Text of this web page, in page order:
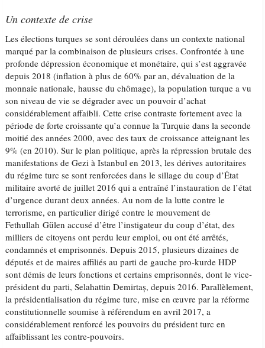
Un contexte de crise
Les élections turques se sont déroulées dans un contexte national
marqué par la combinaison de plusieurs crises. Confrontée à une
profonde dépression économique et monétaire, qui s’est aggravée
depuis 2018 (inflation à plus de 60% par an, dévaluation de la
monnaie nationale, hausse du chômage), la population turque a vu
son niveau de vie se dégrader avec un pouvoir d’achat
considérablement affaibli. Cette crise contraste fortement avec la
période de forte croissante qu’a connue la Turquie dans la seconde
moitié des années 2000, avec des taux de croissance atteignant les
9% (en 2010). Sur le plan politique, après la répression brutale des
manifestations de Gezi à Istanbul en 2013, les dérives autoritaires
du régime turc se sont renforcées dans le sillage du coup d’État
militaire avorté de juillet 2016 qui a entraîné l’instauration de l’état
d’urgence durant deux années. Au nom de la lutte contre le
terrorisme, en particulier dirigé contre le mouvement de
Fethullah Gülen accusé d’être l’instigateur du coup d’état, des
milliers de citoyens ont perdu leur emploi, ou ont été arrêtés,
condamnés et emprisonnés. Depuis 2015, plusieurs dizaines de
députés et de maires affiliés au parti de gauche pro-kurde HDP
sont démis de leurs fonctions et certains emprisonnés, dont le vice-
président du parti, Selahattin Demirtaș, depuis 2016. Parallèlement,
la présidentialisation du régime turc, mise en œuvre par la réforme
constitutionnelle soumise à référendum en avril 2017, a
considérablement renforcé les pouvoirs du président turc en
affaiblissant les contre-pouvoirs.